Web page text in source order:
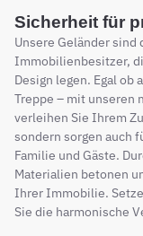
Sicherheit für
Unsere Geländer
Immobilienbesitzer,
Design legen. Egal ob
Treppe – mit unseren
verleihen Sie Ihrem
sondern sorgen auch
Familie und Gäste.
Materialien betonen
Ihrer Immobilie.
Sie die harmonische